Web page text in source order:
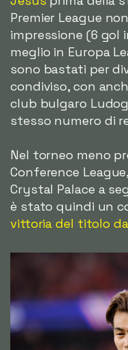
Premier League
impressione (6 gol
meglio in Europa
sono bastati per
condiviso, con
club bulgaro
stesso numero di
Nel torneo meno
Conference
Crystal Palace a
è stato quindi un
vittoria del titolo